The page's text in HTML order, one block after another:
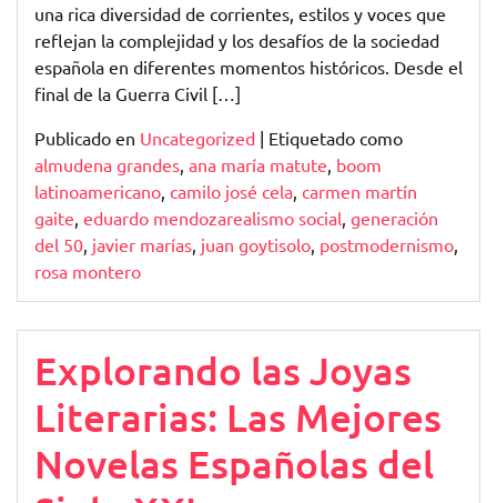
una rica diversidad de corrientes, estilos y voces que
reflejan la complejidad y los desafíos de la sociedad
española en diferentes momentos históricos. Desde el
final de la Guerra Civil […]
Publicado en Uncategorized | Etiquetado como
almudena grandes ana maría matute boom
latinoamericano camilo josé cela carmen martín
gaite eduardo mendozarealismo social generación
del 50 javier marías juan goytisolo postmodernismo
rosa montero
Explorando las Joyas
Literarias: Las Mejores
Novelas Españolas del